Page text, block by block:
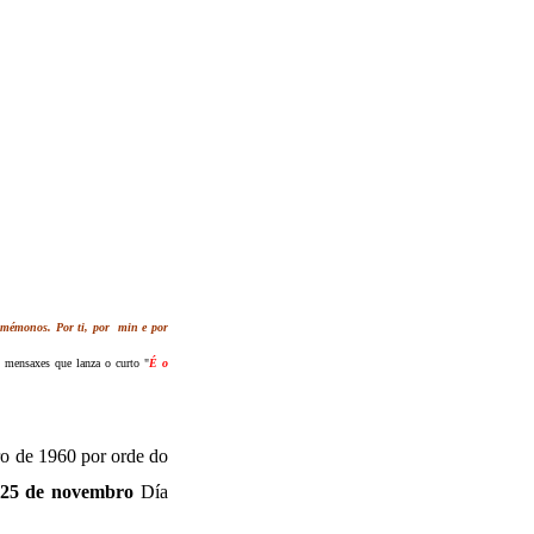
Por ti, por min e por
que lanza o curto "É o
de 1960 por orde do
25 de novembro Día